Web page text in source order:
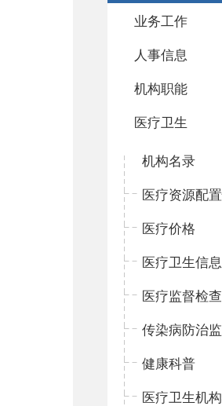
业务工作
人事信息
机构职能
医疗卫生
机构名录
医疗资源配
医疗价格
医疗卫生信息
医疗监督检查
传染病防治
健康科普
医疗卫生机